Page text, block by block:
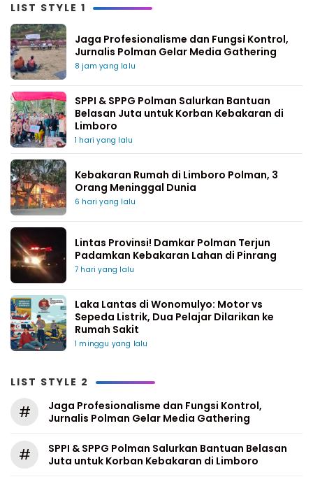
LIST STYLE 1
Jaga Profesionalisme dan Fungsi Kontrol,
Jurnalis Polman Gelar Media Gathering
8 jam yang lalu
SPPI & SPPG Polman Salurkan Bantuan
Belasan Juta untuk Korban Kebakaran di
Limboro
1 hari yang lalu
Kebakaran Rumah di Limboro Polman, 3
Orang Meninggal Dunia
6 hari yang lalu
Lintas Provinsi! Damkar Polman Terjun
Padamkan Kebakaran Lahan di Pinrang
7 hari yang lalu
Laka Lantas di Wonomulyo: Motor vs
Sepeda Listrik, Dua Pelajar Dilarikan ke
Rumah Sakit
1 minggu yang lalu
LIST STYLE 2
#
Jaga Profesionalisme dan Fungsi Kontrol,
Jurnalis Polman Gelar Media Gathering
#
SPPI & SPPG Polman Salurkan Bantuan Belasan
Juta untuk Korban Kebakaran di Limboro